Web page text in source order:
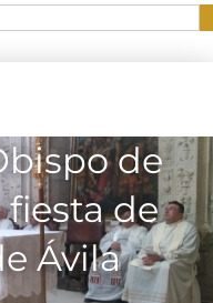
de
de
Ávila